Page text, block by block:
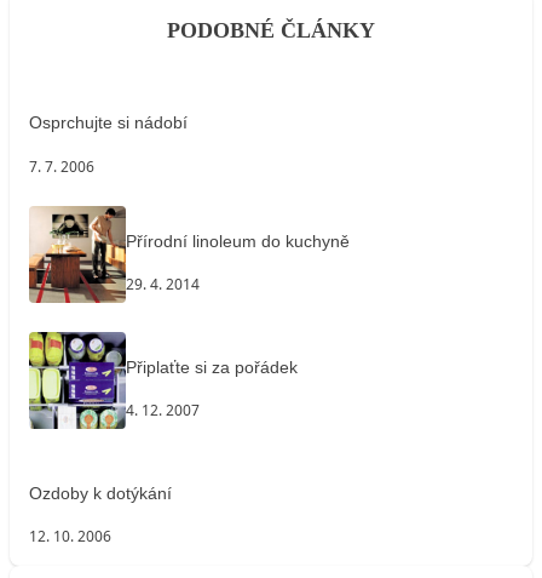
PODOBNÉ ČLÁNKY
Osprchujte si nádobí
7. 7. 2006
Přírodní linoleum do kuchyně
29. 4. 2014
Připlaťte si za pořádek
4. 12. 2007
Ozdoby k dotýkání
12. 10. 2006